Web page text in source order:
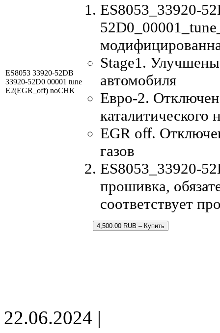
ES8053 33920-52DB
33920-52D0 00001 tune
E2(EGR_off) noCHK
ES8053_33920-
Stage1.
автомобиля
Евро-2. Отключен
каталитического
EGR off.
газов
ES8053_33920-
прошивка,
соответствует
4,500.00 RUB – Купить
22.06.2024 |